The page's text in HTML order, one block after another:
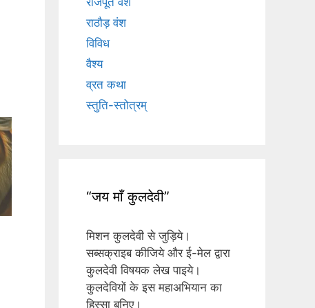
राठौड़ वंश
विविध
वैश्य
व्रत कथा
स्तुति-स्तोत्रम्
“जय माँ कुलदेवी”
मिशन कुलदेवी से जुड़िये।
सब्सक्राइब कीजिये और ई-मेल द्वारा
कुलदेवी विषयक लेख पाइये।
कुलदेवियों के इस महाअभियान का
हिस्सा बनिए।